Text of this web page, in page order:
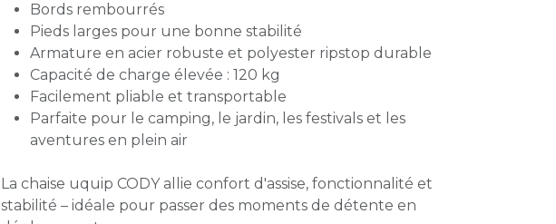
Bords rembourrés
Pieds larges pour une bonne stabilité
Armature en acier robuste et polyester ripstop durable
Capacité de charge élevée : 120 kg
Facilement pliable et transportable
Parfaite pour le camping, le jardin, les festivals et les
aventures en plein air
La chaise uquip CODY allie confort d'assise, fonctionnalité et
stabilité – idéale pour passer des moments de détente en